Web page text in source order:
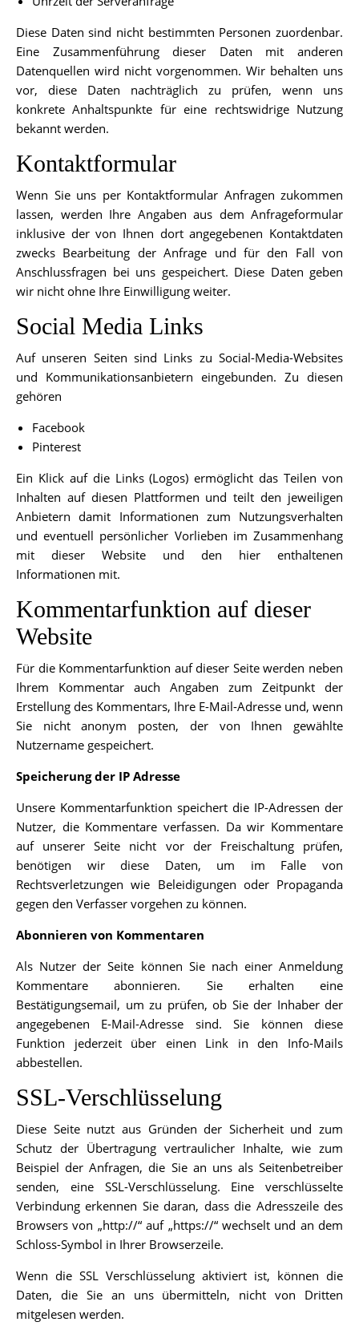
Diese Daten sind nicht bestimmten Personen zuordenbar.
Eine Zusammenführung dieser Daten mit anderen
Datenquellen wird nicht vorgenommen. Wir behalten uns
vor, diese Daten nachträglich zu prüfen, wenn uns
konkrete Anhaltspunkte für eine rechtswidrige Nutzung
bekannt werden.
Kontaktformular
Wenn Sie uns per Kontaktformular Anfragen zukommen
lassen, werden Ihre Angaben aus dem Anfrageformular
inklusive der von Ihnen dort angegebenen Kontaktdaten
zwecks Bearbeitung der Anfrage und für den Fall von
Anschlussfragen bei uns gespeichert. Diese Daten geben
wir nicht ohne Ihre Einwilligung weiter.
Social Media Links
Auf unseren Seiten sind Links zu Social-Media-Websites
und Kommunikationsanbietern eingebunden. Zu diesen
gehören
Facebook
Pinterest
Ein Klick auf die Links (Logos) ermöglicht das Teilen von
Inhalten auf diesen Plattformen und teilt den jeweiligen
Anbietern damit Informationen zum Nutzungsverhalten
und eventuell persönlicher Vorlieben im Zusammenhang
mit dieser Website und den hier enthaltenen
Informationen mit.
Kommentarfunktion auf dieser
Website
Für die Kommentarfunktion auf dieser Seite werden neben
Ihrem Kommentar auch Angaben zum Zeitpunkt der
Erstellung des Kommentars, Ihre E-Mail-Adresse und, wenn
Sie nicht anonym posten, der von Ihnen gewählte
Nutzername gespeichert.
Speicherung der IP Adresse
Unsere Kommentarfunktion speichert die IP-Adressen der
Nutzer, die Kommentare verfassen. Da wir Kommentare
auf unserer Seite nicht vor der Freischaltung prüfen,
benötigen wir diese Daten, um im Falle von
Rechtsverletzungen wie Beleidigungen oder Propaganda
gegen den Verfasser vorgehen zu können.
Abonnieren von Kommentaren
Als Nutzer der Seite können Sie nach einer Anmeldung
Kommentare abonnieren. Sie erhalten eine
Bestätigungsemail, um zu prüfen, ob Sie der Inhaber der
angegebenen E-Mail-Adresse sind. Sie können diese
Funktion jederzeit über einen Link in den Info-Mails
abbestellen.
SSL-Verschlüsselung
Diese Seite nutzt aus Gründen der Sicherheit und zum
Schutz der Übertragung vertraulicher Inhalte, wie zum
Beispiel der Anfragen, die Sie an uns als Seitenbetreiber
senden, eine SSL-Verschlüsselung. Eine verschlüsselte
Verbindung erkennen Sie daran, dass die Adresszeile des
Browsers von „http://“ auf „https://“ wechselt und an dem
Schloss-Symbol in Ihrer Browserzeile.
Wenn die SSL Verschlüsselung aktiviert ist, können die
Daten, die Sie an uns übermitteln, nicht von Dritten
mitgelesen werden.